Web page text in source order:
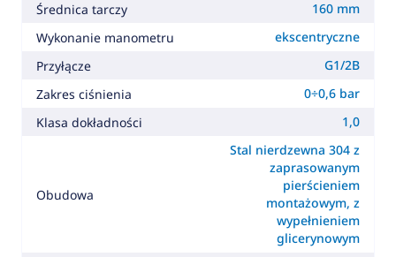
Średnica tarczy
160 mm
Wykonanie manometru
ekscentryczne
Przyłącze
G1/2B
Zakres ciśnienia
0÷0,6 bar
Klasa dokładności
1,0
Obudowa
Stal nierdzewna 304 z
zaprasowanym
pierścieniem
montażowym, z
wypełnieniem
glicerynowym